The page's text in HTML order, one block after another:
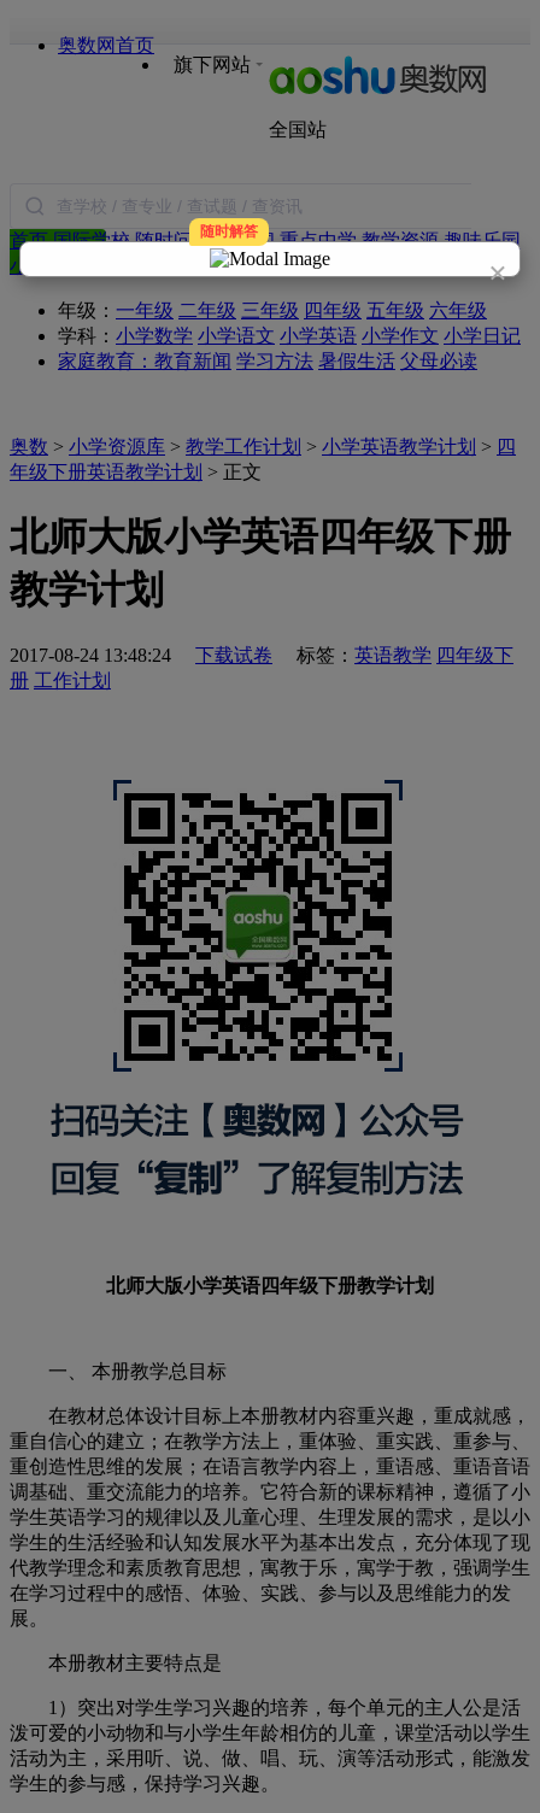
×
奥数网首页
旗下网站
全国站
首页国际学校 随时问 随时解答
小学新闻 重点中学 教学资源 趣味乐园
小学试题
英语 作文 日记 合作
年级： 一年级 二年级 三年级 四年级 五年级 六年级
学科： 小学数学 小学语文 小学英语 小学作文 小学日记
家庭教育： 教育新闻 学习方法 暑假生活 父母必读
奥数 > 小学资源库 > 教学工作计划 > 小学英语教学计划 > 四
年级下册英语教学计划 > 正文
北师大版小学英语四年级下册
教学计划
2017-08-24 13:48:24 下载试卷 标签： 英语教学 四年级下
册 工作计划
北师大版小学英语四年级下册教学计划
一、 本册教学总目标
在教材总体设计目标上本册教材内容重兴趣，重成就感，
重自信心的建立；在教学方法上，重体验、重实践、重参与、
重创造性思维的发展；在语言教学内容上，重语感、重语音语
调基础、重交流能力的培养。它符合新的课标精神，遵循了小
学生英语学习的规律以及儿童心理、生理发展的需求，是以小
学生的生活经验和认知发展水平为基本出发点，充分体现了现
代教学理念和素质教育思想，寓教于乐，寓学于教，强调学生
在学习过程中的感悟、体验、实践、参与以及思维能力的发
展。
本册教材主要特点是
1） 突出对学生学习兴趣的培养，每个单元的主人公是活
泼可爱的小动物和与小学生年龄相仿的儿童，课堂活动以学生
活动为主，采用听、说、做、唱、玩、演等活动形式，能激发
学生的参与感，保持学习兴趣。